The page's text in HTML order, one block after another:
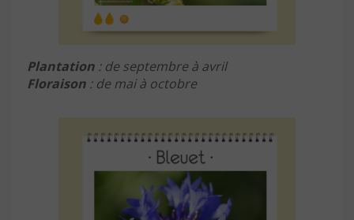
Plantation : de septembre à avril
Floraison : de mai à octobre